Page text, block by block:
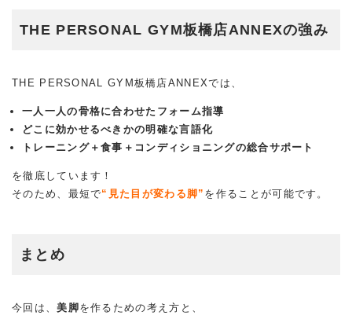
THE PERSONAL GYM板橋店ANNEXの強み
THE PERSONAL GYM板橋店ANNEXでは、
一人一人の骨格に合わせたフォーム指導
どこに効かせるべきかの明確な言語化
トレーニング＋食事＋コンディショニングの総合サポート
を徹底しています！
そのため、最短で“見た目が変わる脚” を作ることが可能です。
まとめ
今回は、美脚を作るための考え方と、